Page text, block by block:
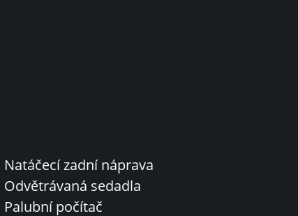
Natáčecí zadní náprava
Odvětrávaná sedadla
Palubní počítač